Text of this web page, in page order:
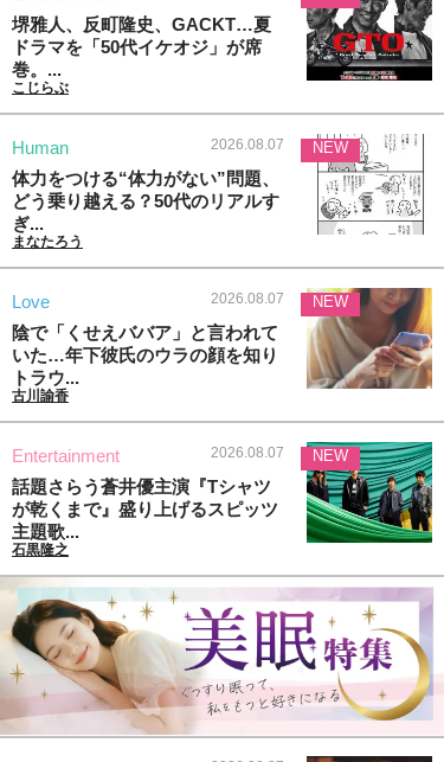
堺雅人、反町隆史、GACKT…夏
ドラマを「50代イケオジ」が席
巻。...
こじらぶ
Human 2026.08.07
体力をつける“体力がない”問題、
どう乗り越える？50代のリアルす
ぎ...
まなたろう
NEW
Love 2026.08.07
陰で「くせえババア」と言われて
いた…年下彼氏のウラの顔を知り
トラウ...
古川諭香
NEW
Entertainment 2026.08.07
話題さらう蒼井優主演『Tシャツ
が乾くまで』盛り上げるスピッツ
主題歌...
石黒隆之
NEW